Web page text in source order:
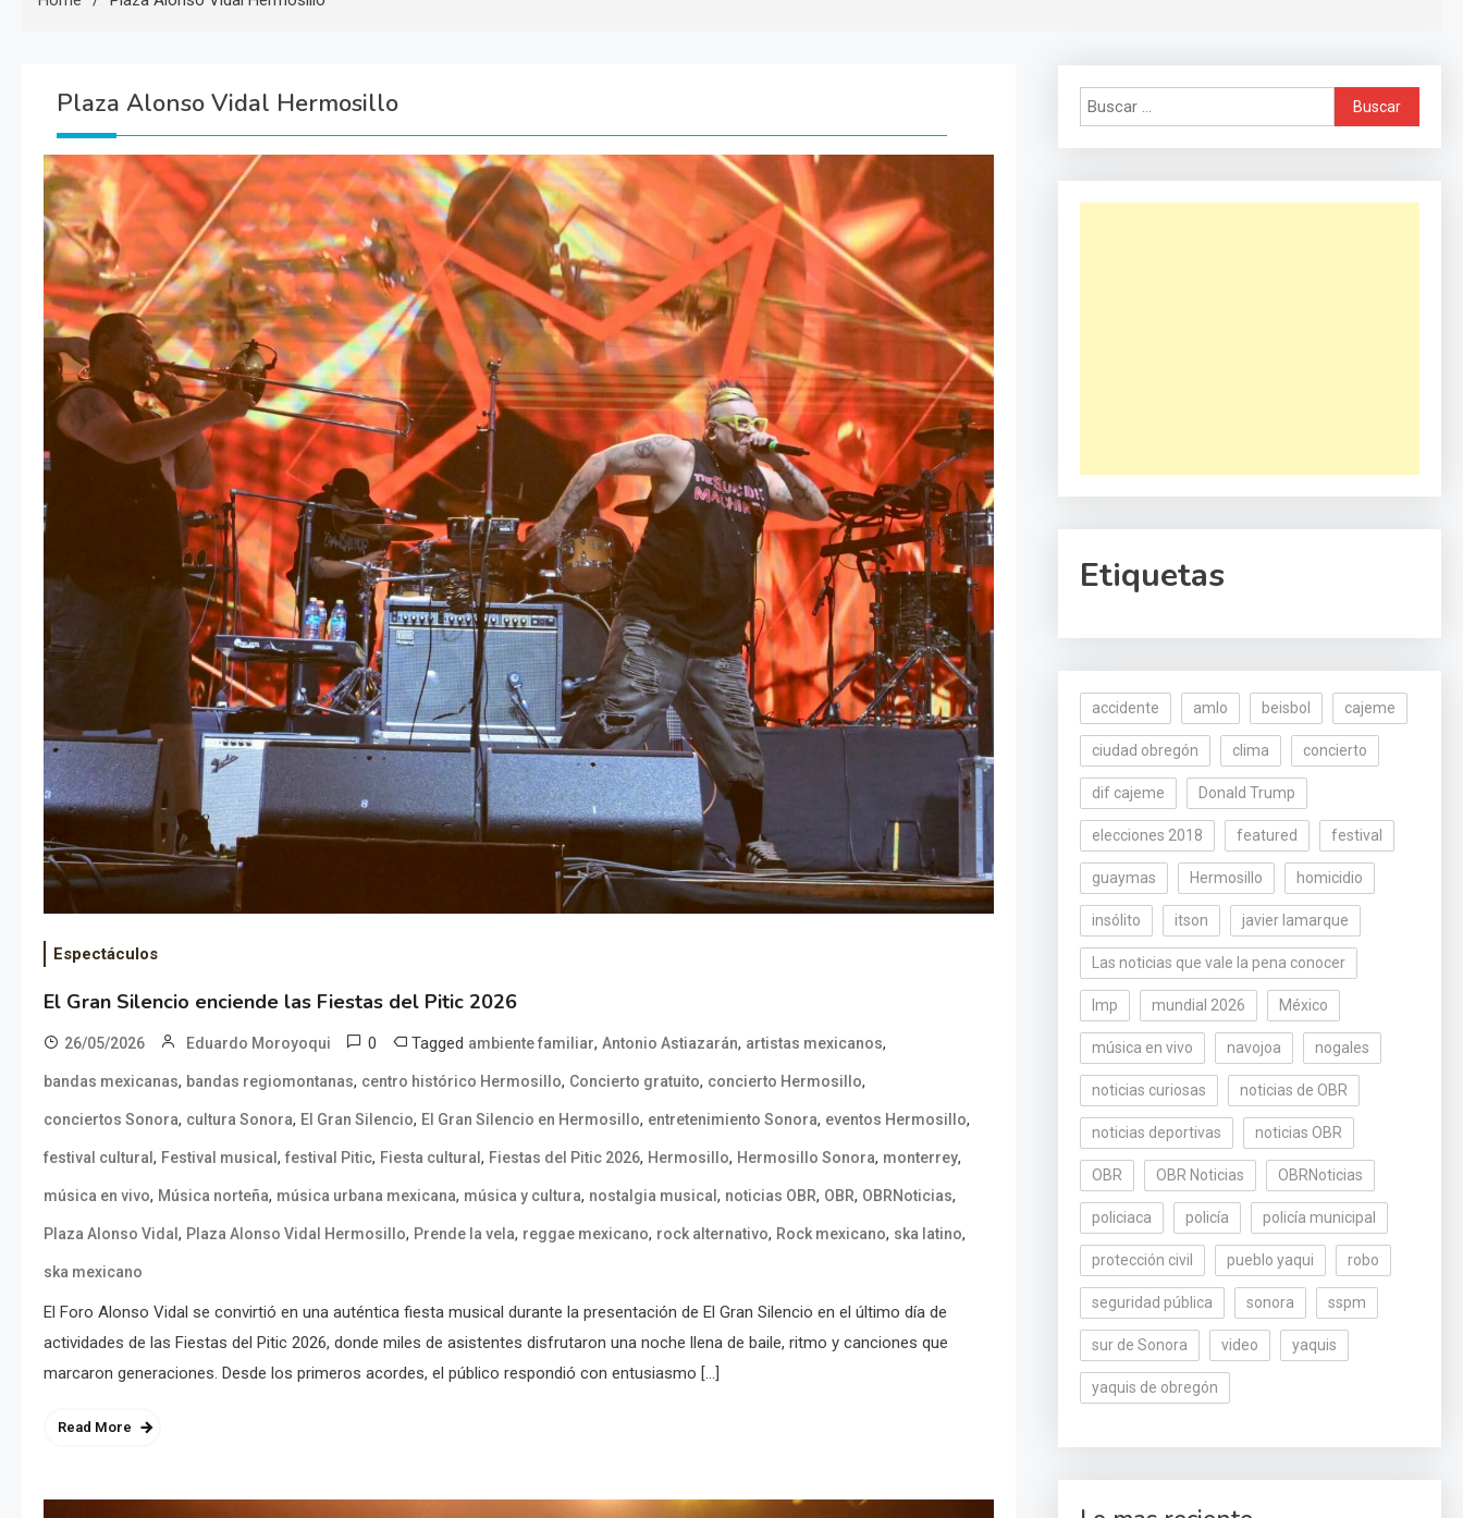
Plaza Alonso Vidal Hermosillo
Espectáculos
El Gran Silencio enciende las Fiestas del Pitic 2026
26/05/2026 Eduardo Moroyoqui 0 Tagged ambiente familiar, Antonio Astiazarán, artistas mexicanos,
bandas mexicanas, bandas regiomontanas, centro histórico Hermosillo, Concierto gratuito, concierto Hermosillo,
conciertos Sonora, cultura Sonora, El Gran Silencio, El Gran Silencio en Hermosillo, entretenimiento Sonora, eventos Hermosillo,
festival cultural , Festival musical , festival Pitic, Fiesta cultural , Fiestas del Pitic 2026, Hermosillo, Hermosillo Sonora, monterrey,
música en vivo, Música norteña, música urbana mexicana, música y cultura, nostalgia musical , noticias OBR, OBR, OBRNoticias,
Plaza Alonso Vidal , Plaza Alonso Vidal Hermosillo, Prende la vela, reggae mexicano, rock alternativo, Rock mexicano, ska latino,
ska mexicano
El Foro Alonso Vidal se convirtió en una auténtica fiesta musical durante la presentación de El Gran Silencio en el último día de
actividades de las Fiestas del Pitic 2026, donde miles de asistentes disfrutaron una noche llena de baile, ritmo y canciones que
marcaron generaciones. Desde los primeros acordes, el público respondió con entusiasmo […]
Read More
Buscar:
Etiquetas
accidente amlo beisbol cajeme
ciudad obregón clima concierto
dif cajeme Donald Trump
elecciones 2018 featured festival
guaymas Hermosillo homicidio
insólito itson javier lamarque
Las noticias que vale la pena conocer
lmp mundial 2026 México
música en vivo navojoa nogales
noticias curiosas noticias de OBR
noticias deportivas noticias OBR
OBR OBR Noticias OBRNoticias
policiaca policía policía municipal
protección civil pueblo yaqui robo
seguridad pública sonora sspm
sur de Sonora video yaquis
yaquis de obregón